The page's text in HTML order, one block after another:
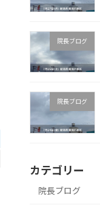
院長ブログ
院長ブログ
カテゴリー
院長ブログ